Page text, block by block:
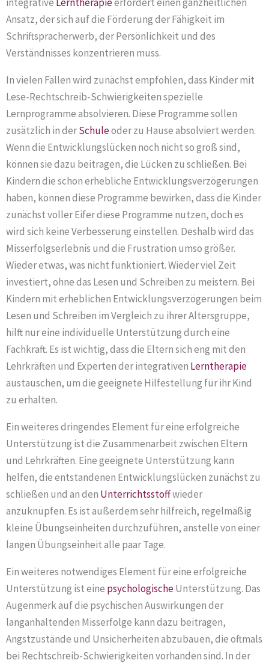
Ansatz, der sich auf die Förderung der Fähigkeit im
Schriftspracherwerb, der Persönlichkeit und des
Verständnisses konzentrieren muss.
In vielen Fällen wird zunächst empfohlen, dass Kinder mit
Lese-Rechtschreib-Schwierigkeiten spezielle
Lernprogramme absolvieren. Diese Programme sollen
zusätzlich in derSchuleoder zu Hause absolviert werden.
Wenn die Entwicklungslücken noch nicht so groß sind,
können sie dazu beitragen, die Lücken zu schließen. Bei
Kindern die schon erhebliche Entwicklungsverzögerungen
haben, können diese Programme bewirken, dass die Kinder
zunächst voller Eifer diese Programme nutzen, doch es
wird sich keine Verbesserung einstellen. Deshalb wird das
Misserfolgserlebnis und die Frustration umso größer.
Wieder etwas, was nicht funktioniert. Wieder viel Zeit
investiert, ohne das Lesen und Schreiben zu meistern. Bei
Kindern mit erheblichen Entwicklungsverzögerungen beim
Lesen und Schreiben im Vergleich zu ihrer Altersgruppe,
hilft nur eine individuelle Unterstützung durch eine
Fachkraft. Es ist wichtig, dass die Eltern sich eng mit den
Lehrkräften und Experten der integrativen Lerntherapie
austauschen, um die geeignete Hilfestellung für ihr Kind
zu erhalten.
Ein weiteres dringendes Element für eine erfolgreiche
Unterstützung ist die Zusammenarbeit zwischen Eltern
und Lehrkräften. Eine geeignete Unterstützung kann
helfen, die entstandenen Entwicklungslücken zunächst zu
schließen und an den Unterrichtsstoffwieder
anzuknüpfen. Es ist außerdem sehr hilfreich, regelmäßig
kleine Übungseinheiten durchzuführen, anstelle von einer
langen Übungseinheit alle paar Tage.
Ein weiteres notwendiges Element für eine erfolgreiche
Unterstützung ist eine psychologischeUnterstützung. Das
Augenmerk auf die psychischen Auswirkungen der
langanhaltenden Misserfolge kann dazu beitragen,
Angstzustände und Unsicherheiten abzubauen, die oftmals
bei Rechtschreib-Schwierigkeiten vorhanden sind. In der